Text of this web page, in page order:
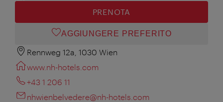
PRENOTA
AGGIUNGERE PREFERITO
Rennweg 12a, 1030 Wien
www.nh-hotels.com
+43 1 206 11
nhwienbelvedere@nh-hotels.com